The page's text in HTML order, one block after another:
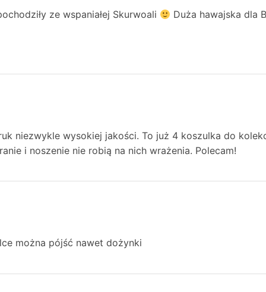
ze wspaniałej Skurwoali Duża hawajska dla
niezwykle wysokiej jakości. To już 4 koszulka do
i noszenie nie robią na nich wrażenia. Polecam!
można pójść nawet dożynki